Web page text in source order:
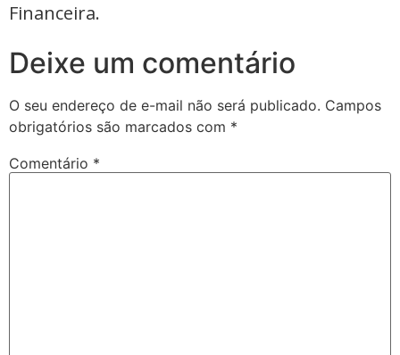
Financeira.
Deixe um comentário
O seu endereço de e-mail não será publicado. Campos
obrigatórios são marcados com *
Comentário *